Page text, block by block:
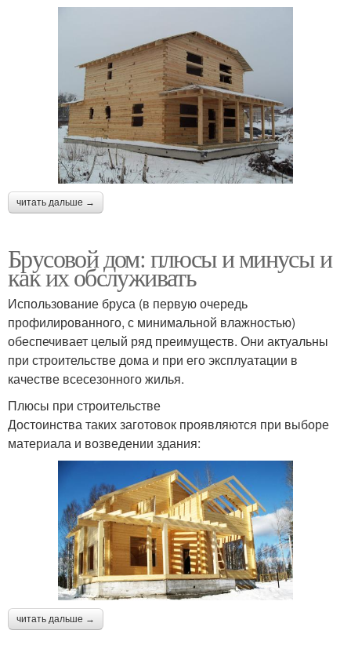
читать дальше →
Брусовой дом: плюсы и минусы и
как их обслуживать
Использование бруса (в первую очередь
профилированного, с минимальной влажностью)
обеспечивает целый ряд преимуществ. Они актуальны
при строительстве дома и при его эксплуатации в
качестве всесезонного жилья.
Плюсы при строительстве
Достоинства таких заготовок проявляются при выборе
материала и возведении здания:
читать дальше →